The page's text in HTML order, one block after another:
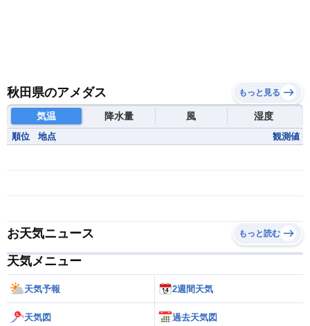
秋田県のアメダス もっと見る
気温 降水量 風 湿度
順位 地点 観測値
お天気ニュース もっと読む
天気メニュー
天気予報 2週間天気
天気図 過去天気図